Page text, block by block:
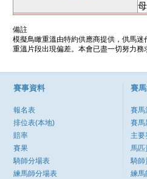
備註
模擬鳥瞰重溫由特約供應商提供，供馬
重溫片段出現偏差。本會已盡一切努力
賽事資料
報名表
排位表(本地)
賠率
賽果
騎師分場表
練馬師分場表
賽
賽馬
賽馬
主要
馬匹
騎師
練馬